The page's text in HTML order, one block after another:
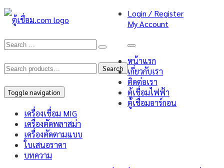
Search
for:
Search
Toggle navigation
Login / Register
My Account
หน้าแรก
เกี่ยวกับเรา
ติดต่อเรา
ตู้เชื่อมไฟฟ้า
ตู้เชื่อมอาร์กอน
เครื่องเชื่อม MIG
เครื่องตัดพลาสม่า
เครื่องตัดตามแบบ
ใบเสนอราคา
บทความ